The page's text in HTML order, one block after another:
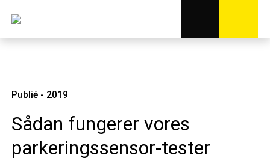
Publié - 2019
Sådan fungerer vores
parkeringssensor-tester